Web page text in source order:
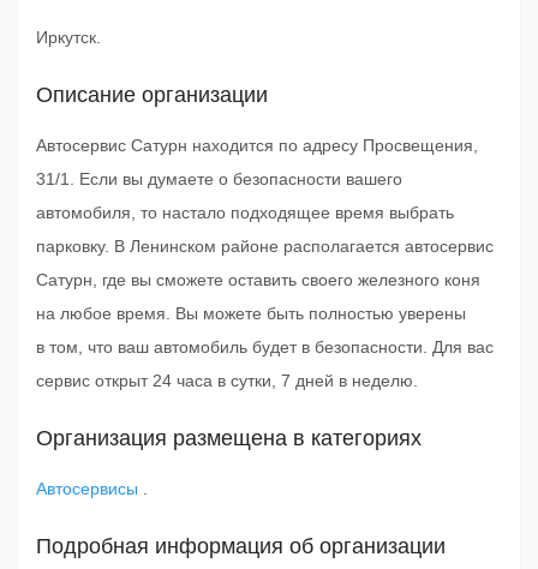
Иркутск.
Описание организации
Автосервис Сатурн находится по адресу Просвещения,
31/1. Если вы думаете о безопасности вашего
автомобиля, то настало подходящее время выбрать
парковку. В Ленинском районе располагается автосервис
Сатурн, где вы сможете оставить своего железного коня
на любое время. Вы можете быть полностью уверены
в том, что ваш автомобиль будет в безопасности. Для вас
сервис открыт 24 часа в сутки, 7 дней в неделю.
Организация размещена в категориях
Автосервисы
Подробная информация об организации